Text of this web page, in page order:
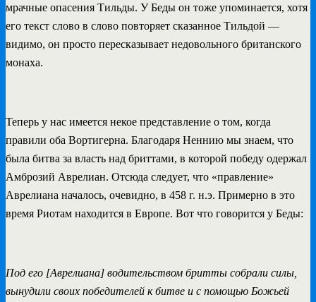
мрачные опасения Тильды. У Беды он тоже упоминается, хотя
его текст слово в слово повторяет сказанное Тильдой —
видимо, он просто пересказывает недовольного британского
монаха.
Теперь у нас имеется некое представление о том, когда
правили оба Вортигерна. Благодаря Неннию мы знаем, что
была битва за власть над бриттами, в которой победу одержал
Амброзий Аврелиан. Отсюда следует, что «правление»
Аврелиана началось, очевидно, в 458 г. н.э. Примерно в это
время Риотам находится в Европе. Вот что говорится у Беды:
Под его [Аврелиана] водительством бритты собрали силы,
вынудили своих победителей к битве и с помощью Божьей